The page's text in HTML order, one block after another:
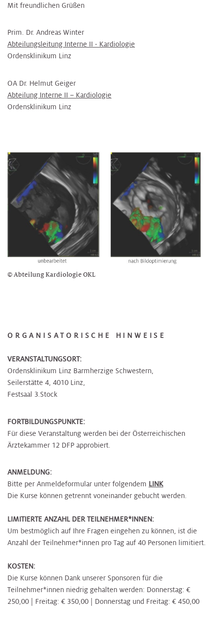
Mit freundlichen Grüßen
Prim. Dr. Andreas Winter
Abteilungsleitung Interne II - Kardiologie
Ordensklinikum Linz
OA Dr. Helmut Geiger
Abteilung Interne II – Kardiologie
Ordensklinikum Linz
© Abteilung Kardiologie OKL
ORGANISATORISCHE HINWEISE
VERANSTALTUNGSORT:
Ordensklinikum Linz Barmherzige Schwestern,
Seilerstätte 4, 4010 Linz,
Festsaal 3.Stock
FORTBILDUNGSPUNKTE:
Für diese Veranstaltung werden bei der Österreichischen
Ärztekammer 12 DFP approbiert.
ANMELDUNG:
Bitte per Anmeldeformular unter folgendem LINK
Die Kurse können getrennt voneinander gebucht werden.
LIMITIERTE ANZAHL DER TEILNEHMER*INNEN:
Um bestmöglich auf Ihre Fragen eingehen zu können, ist die
Anzahl der Teilnehmer*innen pro Tag auf 40 Personen limitiert.
KOSTEN:
Die Kurse können Dank unserer Sponsoren für die
Teilnehmer*innen niedrig gehalten werden: Donnerstag: €
250,00 | Freitag: € 350,00 | Donnerstag und Freitag: € 450,00